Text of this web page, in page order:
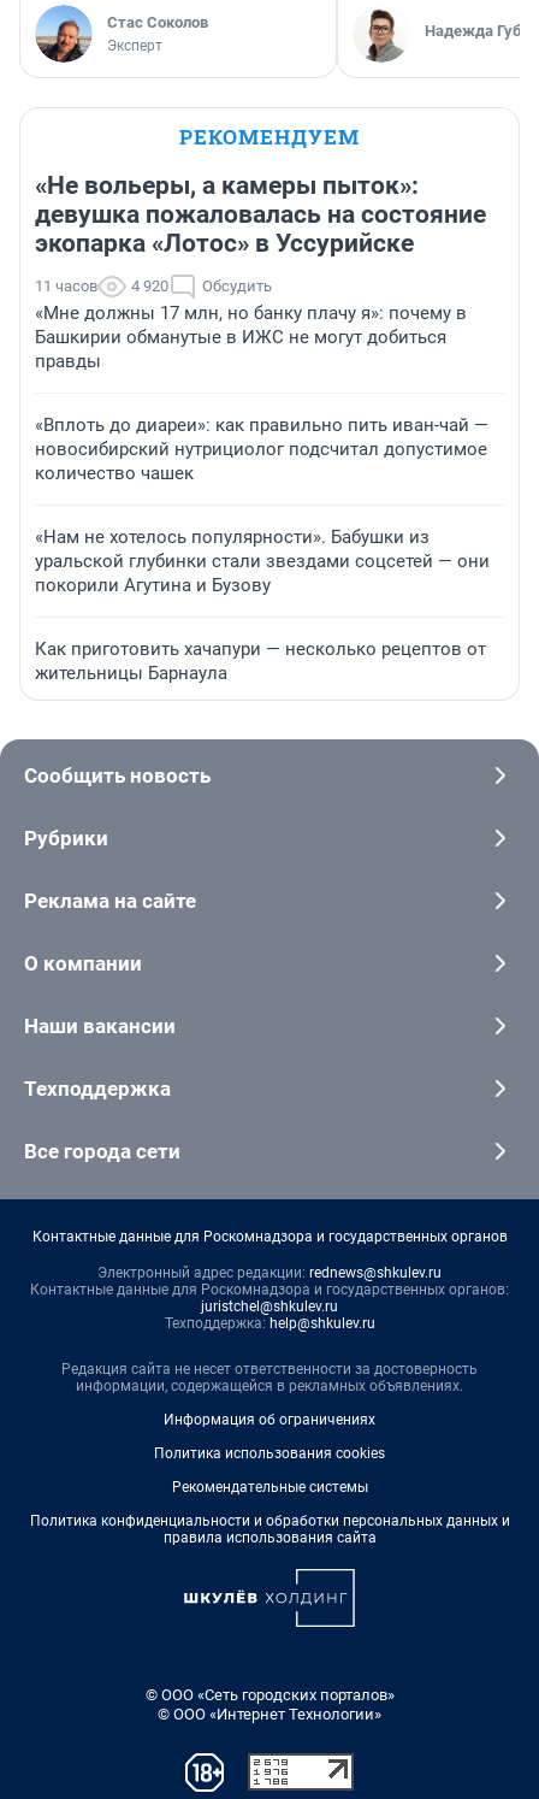
Стас Соколов
Эксперт
Надежда
РЕКОМЕНДУЕМ
«Не вольеры, а камеры пыток»:
девушка пожаловалась на состояние
экопарка «Лотос» в Уссурийске
11 часов 4 920 Обсудить
«Мне должны 17 млн, но банку плачу я»: почему в
Башкирии обманутые в ИЖС не могут добиться
правды
«Вплоть до диареи»: как правильно пить иван-чай —
новосибирский нутрициолог подсчитал допустимое
количество чашек
«Нам не хотелось популярности». Бабушки из
уральской глубинки стали звездами соцсетей — они
покорили Агутина и Бузову
Как приготовить хачапури — несколько рецептов от
жительницы Барнаула
Сообщить новость
Рубрики
Реклама на сайте
О компании
Наши вакансии
Техподдержка
Все города сети
Контактные данные для Роскомнадзора и государственных органов
Электронный адрес редакции: rednews@shkulev.ru
Контактные данные для Роскомнадзора и государственных органов:
juristchel@shkulev.ru
Техподдержка: help@shkulev.ru
Редакция сайта не несет ответственности за достоверность
информации, содержащейся в рекламных объявлениях.
Информация об ограничениях
Политика использования cookies
Рекомендательные системы
Политика конфиденциальности и обработки персональных данных и
правила использования сайта
© ООО «Сеть городских порталов»
© ООО «Интернет Технологии»